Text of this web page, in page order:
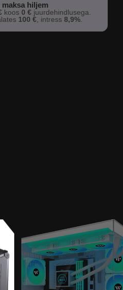
maksa hiljem
koos0 € juurdehindlusega.
100 €, intress8,9%.